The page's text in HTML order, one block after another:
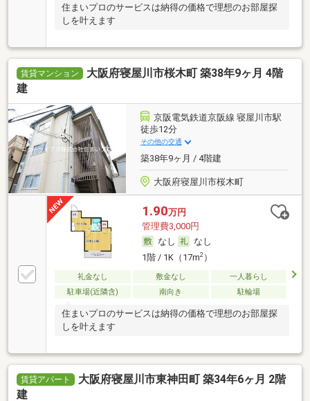
住まいプロのサービスは納得の価格で理想のお部屋探
しを叶えます
賃貸マンション
大阪府寝屋川市桜木町 築38年9ヶ月 4階
建
京阪電気鉄道京阪線 寝屋川市駅
徒歩12分
その他の交通
築38年9ヶ月 / 4階建
大阪府寝屋川市桜木町
1.90万円
管理費3,000円
なし
なし
1階 / 1K（17m2）
礼金なし 敷金なし
一人暮らし
駐車場(近隣含)
南向き 駐輪場
住まいプロのサービスは納得の価格で理想のお部屋探
しを叶えます
賃貸アパート
大阪府寝屋川市東神田町 築34年6ヶ月 2階
建